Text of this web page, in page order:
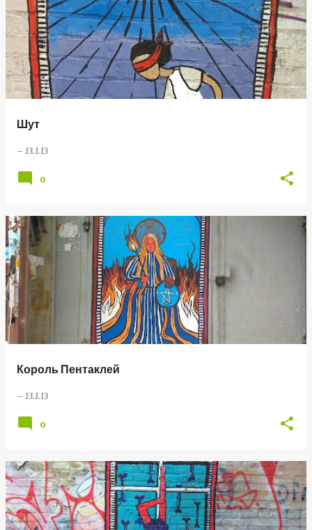
Шут
– 13.1.13
0
Король Пентаклей
– 13.1.13
0